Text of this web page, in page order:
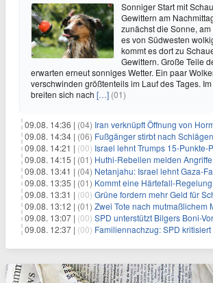
Sonniger Start mit
Gewittern am
zunächst die Sonne,
es von Südwesten
kommt es dort zu
Gewittern. Große Teile
erwarten erneut sonniges Wetter. Ein paar
verschwinden größtenteils im Lauf des Tages.
breiten sich nach […] (01)
09.08. 14:36 | (04) Iran verknüpft Öffnung von Hormus
09.08. 14:34 | (06) Fußgänger stirbt nach Schlägen -
09.08. 14:21 | (00) Israel lehnt Trumps 15-Punkte-
09.08. 14:15 | (01) Huthi-Rebellen melden Angriffe in
09.08. 13:41 | (04) Netanjahu: Israel lehnt Gaza-
09.08. 13:35 | (01) Kommt eine Härtefall-Regelung im Streit
09.08. 13:31 | (00) Grüne fordern mehr Geld für
09.08. 13:12 | (01) Zwei Tote nach mutmaßlichem
09.08. 13:07 | (00) SPD unterstützt Bilgers Boni-
09.08. 12:37 | (00) Familiennachzug: SPD kritisiert